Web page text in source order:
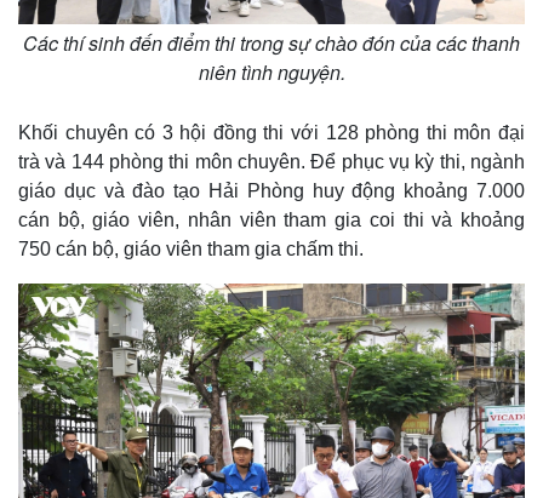
Các thí sinh đến điểm thi trong sự chào đón của các thanh
niên tình nguyện.
Khối chuyên có 3 hội đồng thi với 128 phòng thi môn đại
trà và 144 phòng thi môn chuyên. Để phục vụ kỳ thi, ngành
giáo dục và đào tạo Hải Phòng huy động khoảng 7.000
cán bộ, giáo viên, nhân viên tham gia coi thi và khoảng
750 cán bộ, giáo viên tham gia chấm thi.